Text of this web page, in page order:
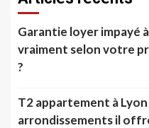
Garantie loyer impayé
vraiment selon votre
?
T2 appartement à Lyon
arrondissements il